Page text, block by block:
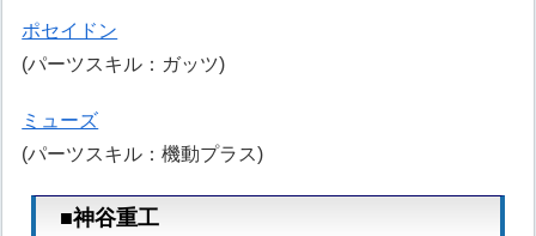
ポセイドン
(パーツスキル：ガッツ)
ミューズ
(パーツスキル：機動プラス)
■神谷重工